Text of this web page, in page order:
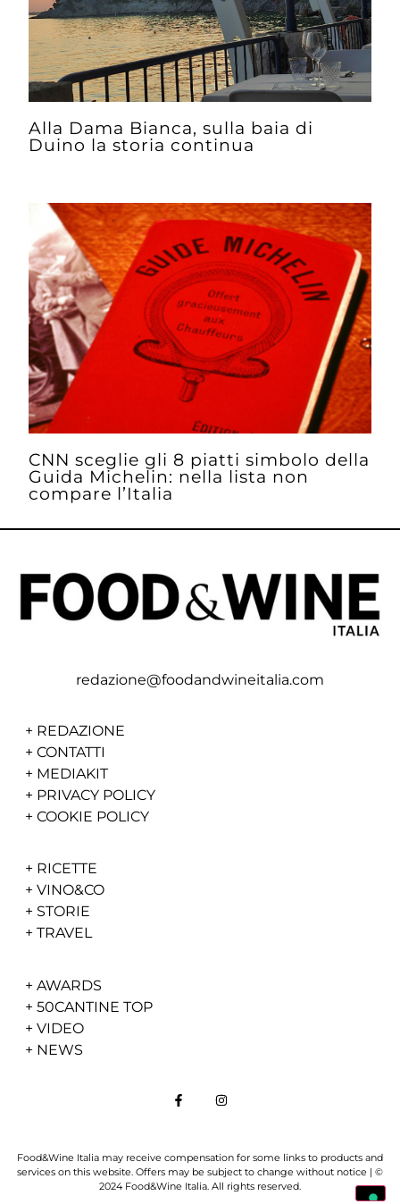
Alla Dama Bianca, sulla baia di
Duino la storia continua
CNN sceglie gli 8 piatti simbolo della
Guida Michelin: nella lista non
compare l’Italia
redazione@foodandwineitalia.com
+ REDAZIONE
+ CONTATTI
+ MEDIAKIT
+ PRIVACY POLICY
+ COOKIE POLICY
+ RICETTE
+ VINO&CO
+ STORIE
+ TRAVEL
+ AWARDS
+ 50CANTINE TOP
+ VIDEO
+ NEWS
Food&Wine Italia may receive compensation for some links to products and
services on this website. Offers may be subject to change without notice | ©
2024 Food&Wine Italia. All rights reserved.